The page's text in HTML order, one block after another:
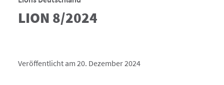
LION 8/2024
Veröffentlicht am 20. Dezember 2024